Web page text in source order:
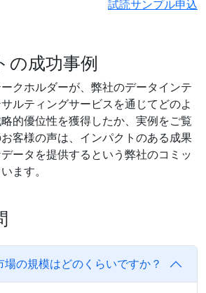
試読サンプル申込
の成功事例
クホルダーが、弊社のデータインテ
ルティングサービスを通じてどのよ
的優位性を獲得したか、実例をご覧
客様の声は、インパクトのある成果
ータを提供するという弊社のコミッ
ます。
の規模はどのくらいですか？